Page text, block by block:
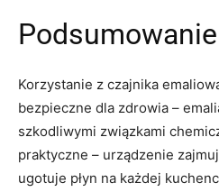
Podsumowanie
Korzystanie z czajnika
bezpieczne dla zdrowia –
szkodliwymi związkami
praktyczne – urządzenie
ugotuje płyn na każdej